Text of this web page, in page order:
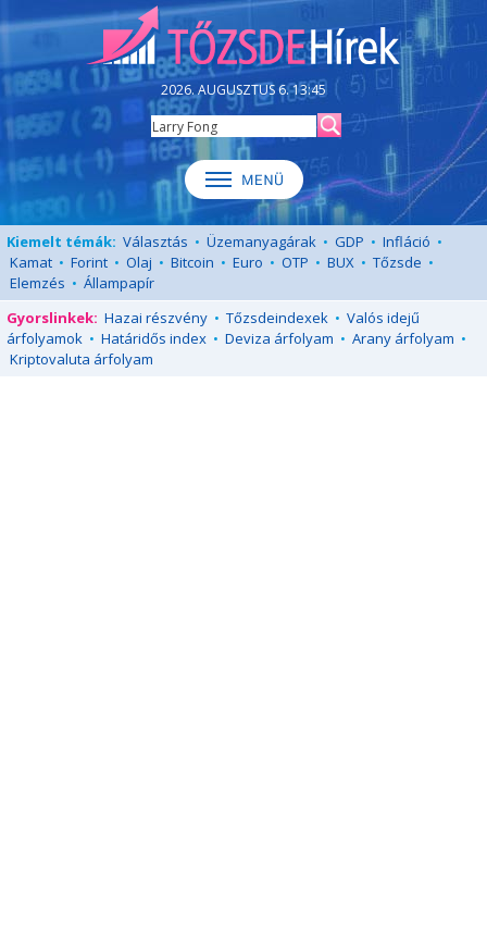
2026. AUGUSZTUS 6. 13:45
Kiemelt témák: Választás • Üzemanyagárak • GDP • Infláció •
Kamat • Forint • Olaj • Bitcoin • Euro • OTP • BUX • Tőzsde •
Elemzés • Állampapír
Gyorslinkek: Hazai részvény • Tőzsdeindexek • Valós idejű
árfolyamok • Határidős index • Deviza árfolyam • Arany árfolyam •
Kriptovaluta árfolyam